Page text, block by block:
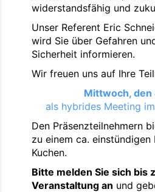
widerstandsfähig und
Unser Referent Eric
wird Sie über Gefahren
Sicherheit informieren.
Wir freuen uns auf Ihre
Mittwoch, den
als hybrides Meeting
Den Präsenzteilnehmern
zu einem ca.
Kuchen.
Bitte melden Sie sich bis
Veranstaltung an und